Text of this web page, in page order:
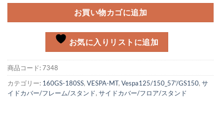
お買い物カゴに追加
お気に入りリストに追加
商品コード:7348
カテゴリー: 160GS-180SS, VESPA-MT, Vespa125/150_57'/GS150, サ
イドカバー/フレーム/スタンド, サイドカバー/フロア/スタンド